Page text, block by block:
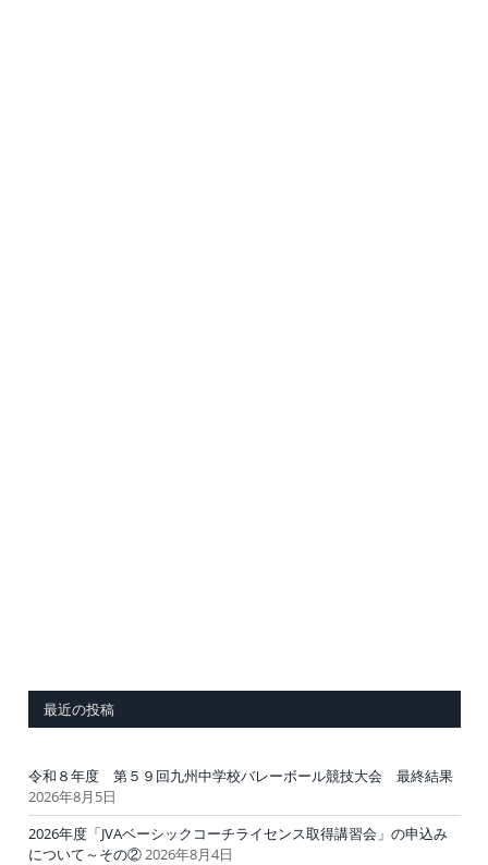
最近の投稿
令和８年度 第５９回九州中学校バレーボール競技大会 最終結果
2026年8月5日
2026年度「JVAベーシックコーチライセンス取得講習会」の申込み
について～その②2026年8月4日